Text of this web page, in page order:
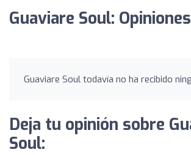
Guaviare Soul: Opiniones
Guaviare Soul todavía no ha recibido
Deja tu opinión sobre
Soul: